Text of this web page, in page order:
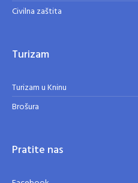
Civilna zaštita
Turizam
Turizam u Kninu
Brošura
Pratite nas